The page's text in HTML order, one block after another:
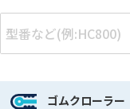
ゴムクローラー